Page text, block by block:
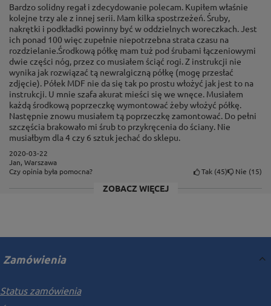
Półki z płyty MDF
W regałach HARD II w roli wypełnienia półki
bezpieczny dla człowieka i przyjazny dla środowiska.
Powierzchnia płyty jest gładka, co odróżnia ją od
E1.
Bardzo solidny regał i zdecydowanie polecam. Kupiłem właśnie
kolejne trzy ale z innej serii. Mam kilka spostrzeżeń. Śruby,
nakrętki i podkładki powinny być w oddzielnych woreczkach. Jest
ich ponad 100 więc zupełnie niepotrzebna strata czasu na
rozdzielanie.Środkową półkę mam tuż pod śrubami łączeniowymi
dwie części nóg, przez co musiałem ściąć rogi. Z instrukcji nie
wynika jak rozwiązać tą newralgiczną półkę (mogę przesłać
zdjęcie). Półek MDF nie da się tak po prostu włożyć jak jest to na
instrukcji. U mnie szafa akurat mieści się we wnęce. Musiałem
każdą środkową poprzeczkę wymontować żeby włożyć półkę.
Następnie znowu musiałem tą poprzeczkę zamontować. Do pełni
szczęścia brakowało mi śrub to przykręcenia do ściany. Nie
musiałbym dla 4 czy 6 sztuk jechać do sklepu.
2020-03-22
Jan, Warszawa
Czy opinia była pomocna?
Tak 45 Nie 15
ZOBACZ WIĘCEJ
Zamówienia
Status zamówienia